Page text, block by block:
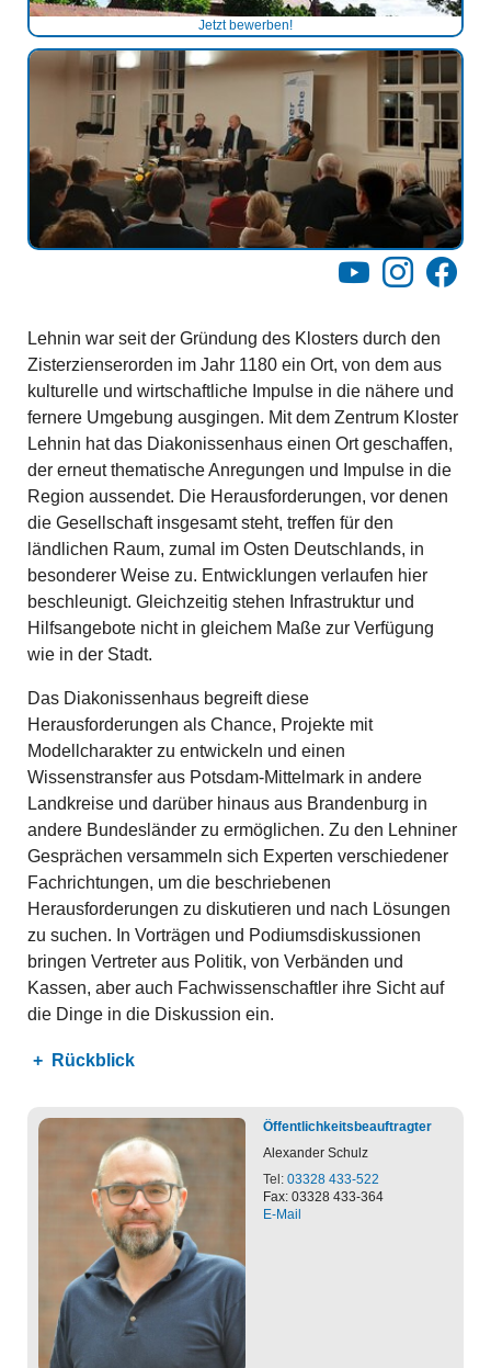
Jetzt bewerben!
YouTubeInstagram
Lehnin war seit der Gründung des Klosters durch den
Zisterzienserorden im Jahr 1180 ein Ort, von dem aus
kulturelle und wirtschaftliche Impulse in die nähere und
fernere Umgebung ausgingen. Mit dem Zentrum Kloster
Lehnin hat das Diakonissenhaus einen Ort geschaffen,
der erneut thematische Anregungen und Impulse in die
Region aussendet. Die Herausforderungen, vor denen
die Gesellschaft insgesamt steht, treffen für den
ländlichen Raum, zumal im Osten Deutschlands, in
besonderer Weise zu. Entwicklungen verlaufen hier
beschleunigt. Gleichzeitig stehen Infrastruktur und
Hilfsangebote nicht in gleichem Maße zur Verfügung
wie in der Stadt.
Das Diakonissenhaus begreift diese
Herausforderungen als Chance, Projekte mit
Modellcharakter zu entwickeln und einen
Wissenstransfer aus Potsdam-Mittelmark in andere
Landkreise und darüber hinaus aus Brandenburg in
andere Bundesländer zu ermöglichen. Zu den Lehniner
Gesprächen versammeln sich Experten verschiedener
Fachrichtungen, um die beschriebenen
Herausforderungen zu diskutieren und nach Lösungen
zu suchen. In Vorträgen und Podiumsdiskussionen
bringen Vertreter aus Politik, von Verbänden und
Kassen, aber auch Fachwissenschaftler ihre Sicht auf
die Dinge in die Diskussion ein.
Rückblick
Öffentlichkeitsbeauftragter
Alexander Schulz
Tel: 03328 433-522
Fax: 03328 433-364
E-Mail